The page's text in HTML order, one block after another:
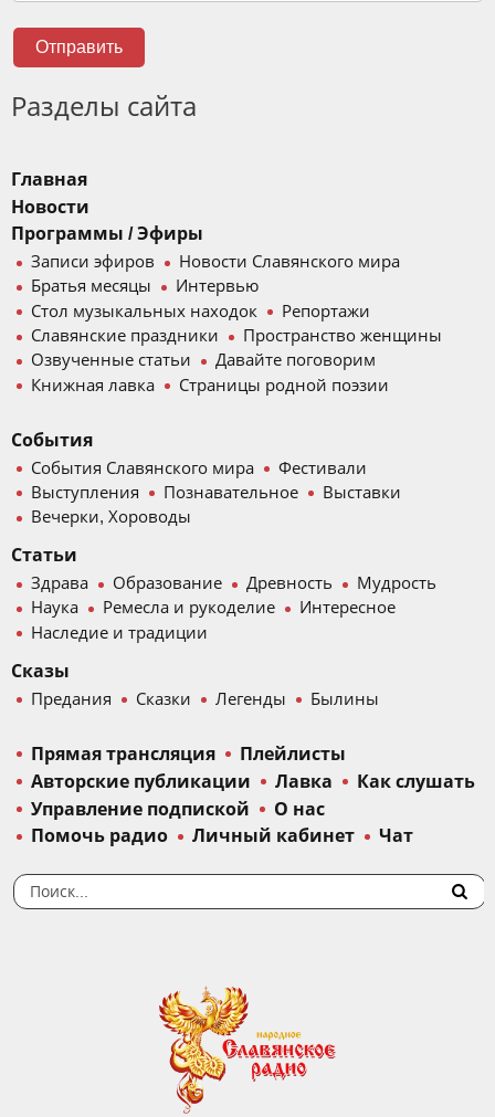
Отправить
Разделы сайта
Главная
Новости
Программы / Эфиры
Записи эфиров
Новости Славянского мира
Братья месяцы
Интервью
Стол музыкальных находок
Репортажи
Славянские праздники
Пространство женщины
Озвученные статьи
Давайте поговорим
Книжная лавка
Страницы родной поэзии
События
События Славянского мира
Фестивали
Выступления
Познавательное
Выставки
Вечерки, Хороводы
Статьи
Здрава Образование Древность
Мудрость
Наука
Ремесла и рукоделие
Интересное
Наследие и традиции
Сказы
Предания Сказки Легенды Былины
Прямая трансляция
Плейлисты
Авторские публикации
Лавка
Как слушать
Управление подпиской
О нас
Помочь радио
Личный кабинет Чат